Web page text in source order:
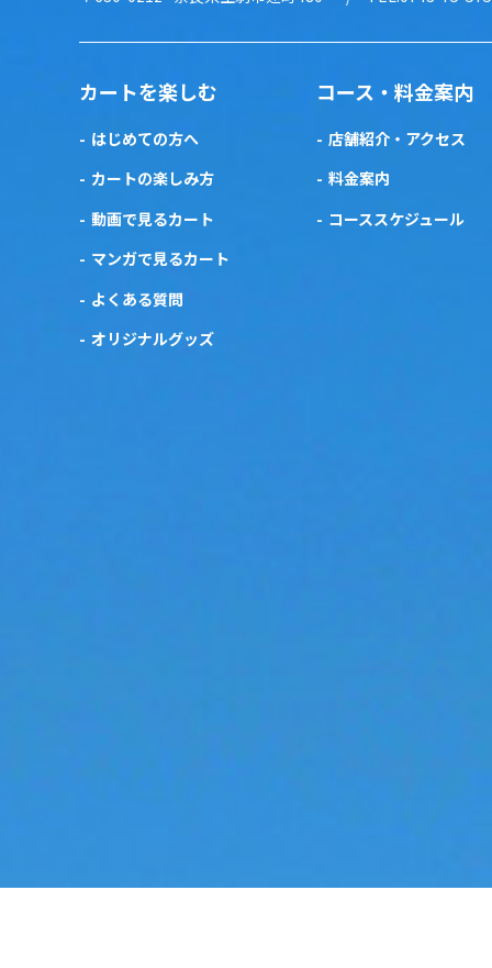
カートを楽しむ
はじめての方へ
カートの楽しみ方
動画で見るカート
マンガで見るカート
よくある質問
オリジナルグッズ
コース・料金案内
店舗紹介・アクセス
料金案内
コーススケジュール